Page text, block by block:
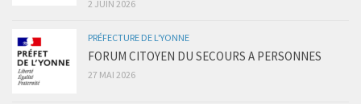
2 JUIN 2026
PRÉFECTURE DE L'YONNE
FORUM CITOYEN DU SECOURS A PERSONNES
27 MAI 2026